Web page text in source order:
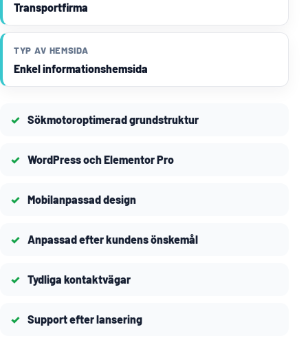
Transportfirma
TYP AV HEMSIDA
Enkel informationshemsida
Sökmotoroptimerad grundstruktur
WordPress och Elementor Pro
Mobilanpassad design
Anpassad efter kundens önskemål
Tydliga kontaktvägar
Support efter lansering